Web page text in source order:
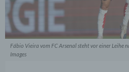
Fábio Vieira vom FC Arsenal steht vor einer Leihe
Images